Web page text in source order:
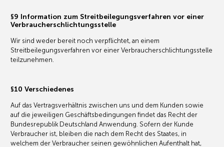
§9 Information zum Streitbeilegungsverfahren vor einer
Verbraucherschlichtungsstelle
Wir sind weder bereit noch verpflichtet, an einem
Streitbeilegungsverfahren vor einer Verbraucherschlichtungsstelle
teilzunehmen.
§10 Verschiedenes
Auf das Vertragsverhältnis zwischen uns und dem Kunden sowie
auf die jeweiligen Geschäftsbedingungen findet das Recht der
Bundesrepublik Deutschland Anwendung. Sofern der Kunde
Verbraucher ist, bleiben die nach dem Recht des Staates, in
welchem der Verbraucher seinen gewöhnlichen Aufenthalt hat,